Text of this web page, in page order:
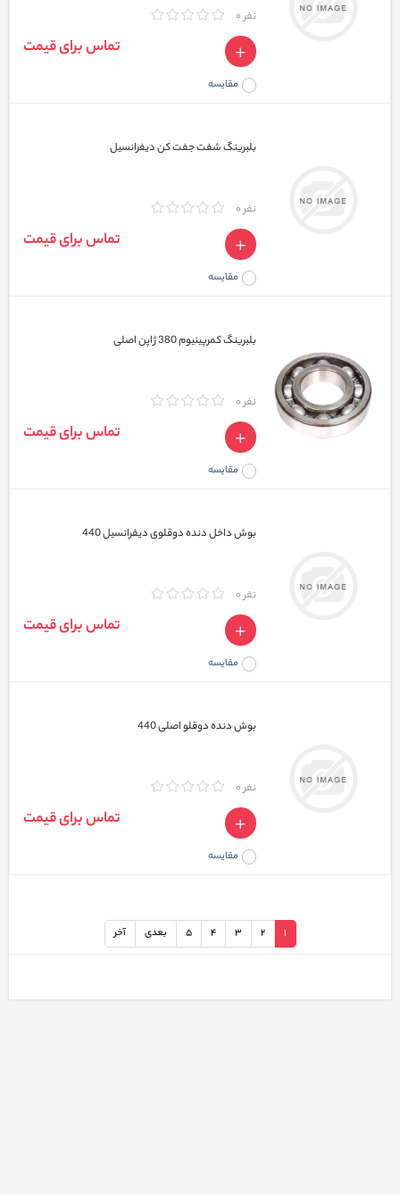
نفر 0
مقایسه
تماس برای قیمت
بلبرینگ شفت جفت کن دیفرانسیل
نفر 0
مقایسه
تماس برای قیمت
بلبرینگ کمرپینیوم 380 ژاپن اصلی
نفر 0
مقایسه
تماس برای قیمت
بوش داخل دنده دو‌قلوی دیفرانسیل 440
نفر 0
مقایسه
تماس برای قیمت
بوش دنده دوقلو اصلی 440
نفر 0
مقایسه
تماس برای قیمت
1
2
3
4
5 بعدی آخر